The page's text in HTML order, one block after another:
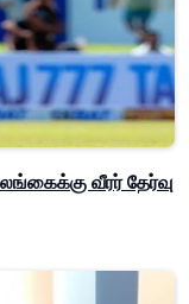
வீரர் தேர்வு